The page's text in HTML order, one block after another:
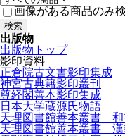
画像がある商品のみ
出版物
出版物トップ
影印資料
正倉院古文書影印集成
神宮古典籍影印叢刊
尊経閣善本影印集成
日本大学蔵源氏物語
天理図書館善本叢書 和
天理図書館善本叢書 漢